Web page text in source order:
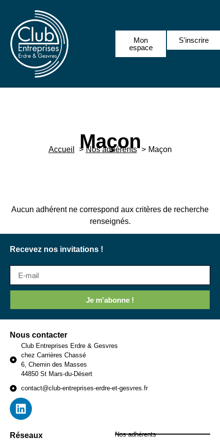
Mon
espace
S'inscrire
Maçon
Accueil Nos adhérents Maçon
Aucun adhérent ne correspond aux critères de recherche
renseignés.
Recevez nos invitations !
Je m'abonne !
Nous contacter
Club Entreprises Erdre & Gesvres
chez Carrières Chassé
6, Chemin des Masses
44850 St Mars-du-Désert
contact@club-entreprises-erdre-et-gesvres.fr
Réseaux Nos adhérents